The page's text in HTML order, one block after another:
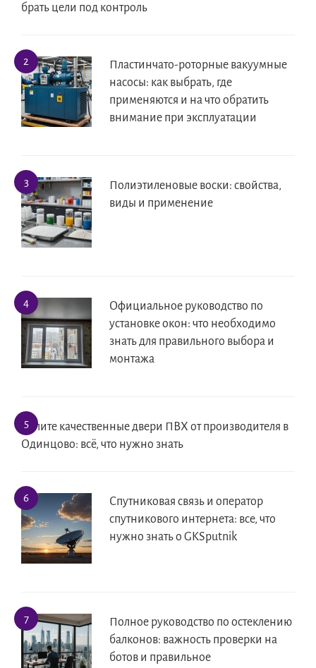
брать цели под контроль
Пластинчато-роторные вакуумные
насосы: как выбрать, где
применяются и на что обратить
внимание при эксплуатации
Полиэтиленовые воски: свойства,
виды и применение
Официальное руководство по
установке окон: что необходимо
знать для правильного выбора и
монтажа
Купите качественные двери ПВХ от производителя в
Одинцово: всё, что нужно знать
Спутниковая связь и оператор
спутникового интернета: все, что
нужно знать о GKSputnik
Полное руководство по остеклению
балконов: важность проверки на
ботов и правильное